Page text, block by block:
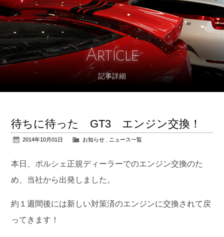
修理事例の紹介
愛車の買取査定
購入から納車までの流れ
公式ブログ
アクセス
お問い合わせ
Article
記事詳細
待ちに待った GT3 エンジン交換！
2014年10月01日 お知らせ ニュース一覧
本日、ポルシェ正規ディーラーでのエンジン交換のた
め、当社から出発しました。
約１週間後には新しい対策済のエンジンに交換されて戻
ってきます！